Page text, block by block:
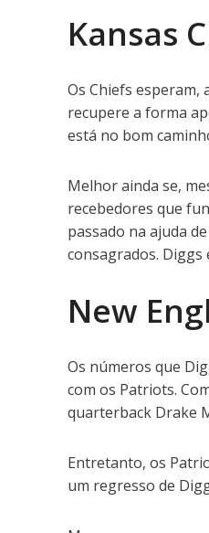
Kansas
Os Chiefs
recupere a forma
está no bom
Melhor ainda se,
recebedores que
passado na ajuda
consagrados. Diggs
New
Os números que
com os Patriots.
quarterback Drake
Entretanto, os
um regresso de